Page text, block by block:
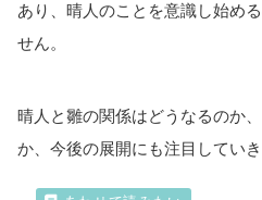
あり、晴人のことを意識し始め
せん。
晴人と雛の関係はどうなるのか
か、今後の展開にも注目していき